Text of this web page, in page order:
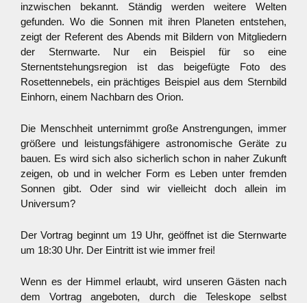
inzwischen bekannt. Ständig werden weitere Welten
gefunden. Wo die Sonnen mit ihren Planeten entstehen,
zeigt der Referent des Abends mit Bildern von Mitgliedern
der Sternwarte. Nur ein Beispiel für so eine
Sternentstehungsregion ist das beigefügte Foto des
Rosettennebels, ein prächtiges Beispiel aus dem Sternbild
Einhorn, einem Nachbarn des Orion.
Die Menschheit unternimmt große Anstrengungen, immer
größere und leistungsfähigere astronomische Geräte zu
bauen. Es wird sich also sicherlich schon in naher Zukunft
zeigen, ob und in welcher Form es Leben unter fremden
Sonnen gibt. Oder sind wir vielleicht doch allein im
Universum?
Der Vortrag beginnt um 19 Uhr, geöffnet ist die Sternwarte
um 18:30 Uhr. Der Eintritt ist wie immer frei!
Wenn es der Himmel erlaubt, wird unseren Gästen nach
dem Vortrag angeboten, durch die Teleskope selbst